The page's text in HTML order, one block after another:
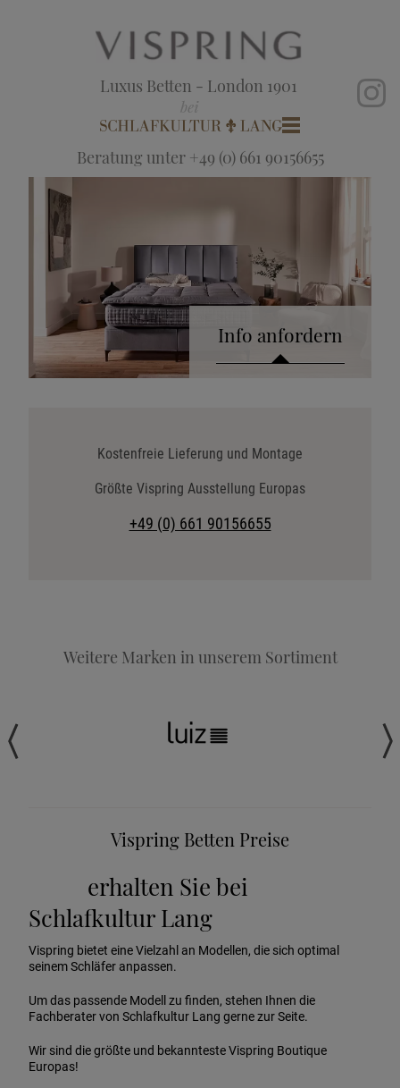
Luxus Betten - London 1901
Beratung unter +49 (0) 661 90156655
Info anfordern
Stoffkollektion anfordern
Telefonische Beratung anfordern
Kostenfreie Lieferung und Montage
Größte Vispring Ausstellung Europas
+49 (0) 661 90156655
Weitere Marken in unserem Sortiment
Vispring Betten Preise
erhalten Sie bei
Schlafkultur Lang
Vispring bietet eine Vielzahl an Modellen, die sich optimal
seinem Schläfer anpassen.
Um das passende Modell zu finden, stehen Ihnen die
Fachberater von Schlafkultur Lang gerne zur Seite.
Wir sind die größte und bekannteste Vispring Boutique
Europas!